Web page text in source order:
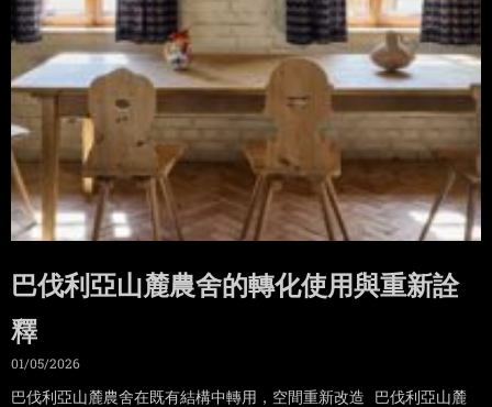
巴伐利亞山麓農舍的轉化使用與重新詮
釋
01/05/2026
巴伐利亞山麓農舍在既有結構中轉用，空間重新改造 巴伐利亞山麓